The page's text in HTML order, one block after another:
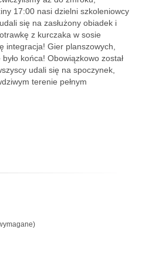
17:00 nasi dzielni szkoleniowcy
się na zasłużony obiadek i
z kurczaka w sosie
integracja! Gier planszowych,
końca! Obowiązkowo został
udali się na spoczynek,
terenie pełnym